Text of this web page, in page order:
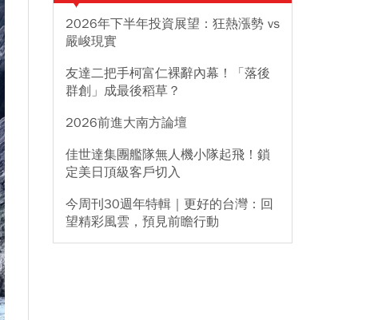
2026年下半年投資展望：狂熱漲勢 vs
嚴峻現實
友達二把手柯富仁裸辭內幕！「落後
群創」成最後稻草？
2026前進大南方論壇
佳世達集團艦隊無人機小隊起飛！鎖
定美日頂級客戶切入
今周刊30週年特輯｜更好的台灣：回
望精彩風雲，預見前瞻行動